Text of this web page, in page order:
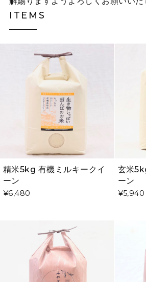
ITEMS
精米5kg 有機ミルキークイ
ーン
¥6,480
玄米
ーン
¥5,940